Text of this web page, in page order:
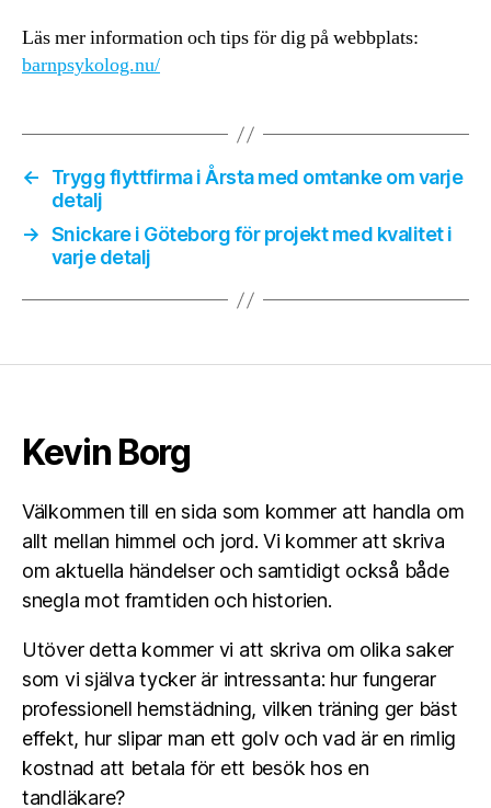
Läs mer information och tips för dig på webbplats:
barnpsykolog.nu/
←
Trygg flyttfirma i Årsta med omtanke om varje
detalj
→ Snickare i Göteborg för projekt med kvalitet i
varje detalj
Kevin Borg
Välkommen till en sida som kommer att handla om
allt mellan himmel och jord. Vi kommer att skriva
om aktuella händelser och samtidigt också både
snegla mot framtiden och historien.
Utöver detta kommer vi att skriva om olika saker
som vi själva tycker är intressanta: hur fungerar
professionell hemstädning, vilken träning ger bäst
effekt, hur slipar man ett golv och vad är en rimlig
kostnad att betala för ett besök hos en
tandläkare?